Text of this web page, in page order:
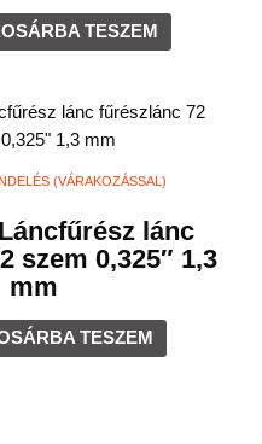
TESZEM
(VÁRAKOZÁSSAL)
lánc
szem 0,325″ 1,3
mm
TESZEM